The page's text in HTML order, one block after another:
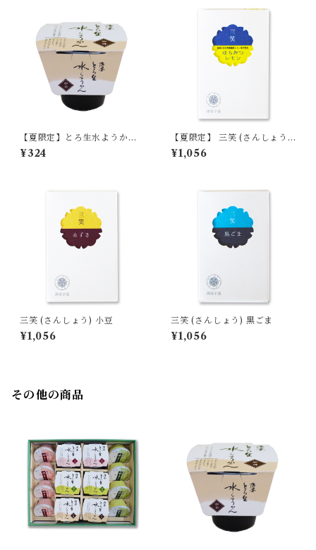
【夏限定】とろ生水ようか
ん 珈琲 (コーヒー) 単品
【季節限定/期間限定】
¥324
【夏限定】 三笑 (さんしょう)
はちみつレモン 単品 【季節限
定/期間限定】
¥1,056
三笑 (さんしょう) 小豆
¥1,056
三笑 (さんしょう) 黒ごま
¥1,056
その他の商品